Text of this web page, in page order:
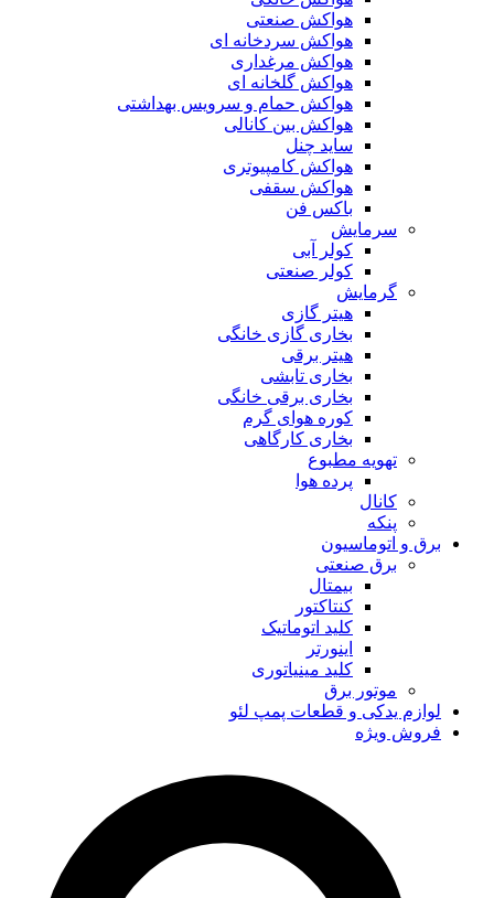
هواکش صنعتی
هواکش سردخانه ای
هواکش مرغداری
هواکش گلخانه ای
هواکش حمام و سرویس بهداشتی
هواکش بین کانالی
ساید چنل
هواکش کامپیوتری
هواکش سقفی
باکس فن
سرمایش
کولر آبی
کولر صنعتی
گرمایش
هیتر گازی
بخاری گازی خانگی
هیتر برقی
بخاری تابشی
بخاری برقی خانگی
کوره هوای گرم
بخاری کارگاهی
تهویه مطبوع
پرده هوا
کانال
پنکه
برق و اتوماسیون
برق صنعتی
بیمتال
کنتاکتور
کلید اتوماتیک
اینورتر
کلید مینیاتوری
موتور برق
لوازم یدکی و قطعات پمپ لئو
فروش ویژه